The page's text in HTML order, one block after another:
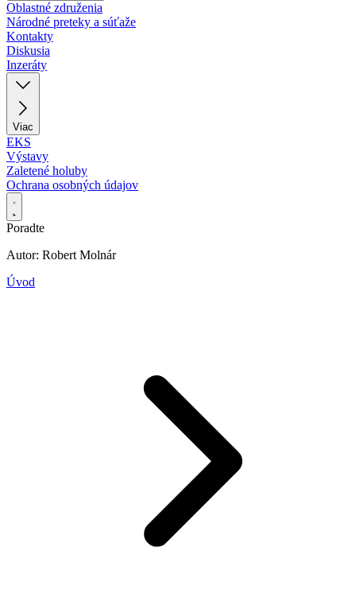
Oblastné združenia
Národné preteky a súťaže
Kontakty
Diskusia
Inzeráty
Viac
EKS
Výstavy
Zaletené holuby
Ochrana osobných údajov
Poradte
Autor: Robert Molnár
Úvod